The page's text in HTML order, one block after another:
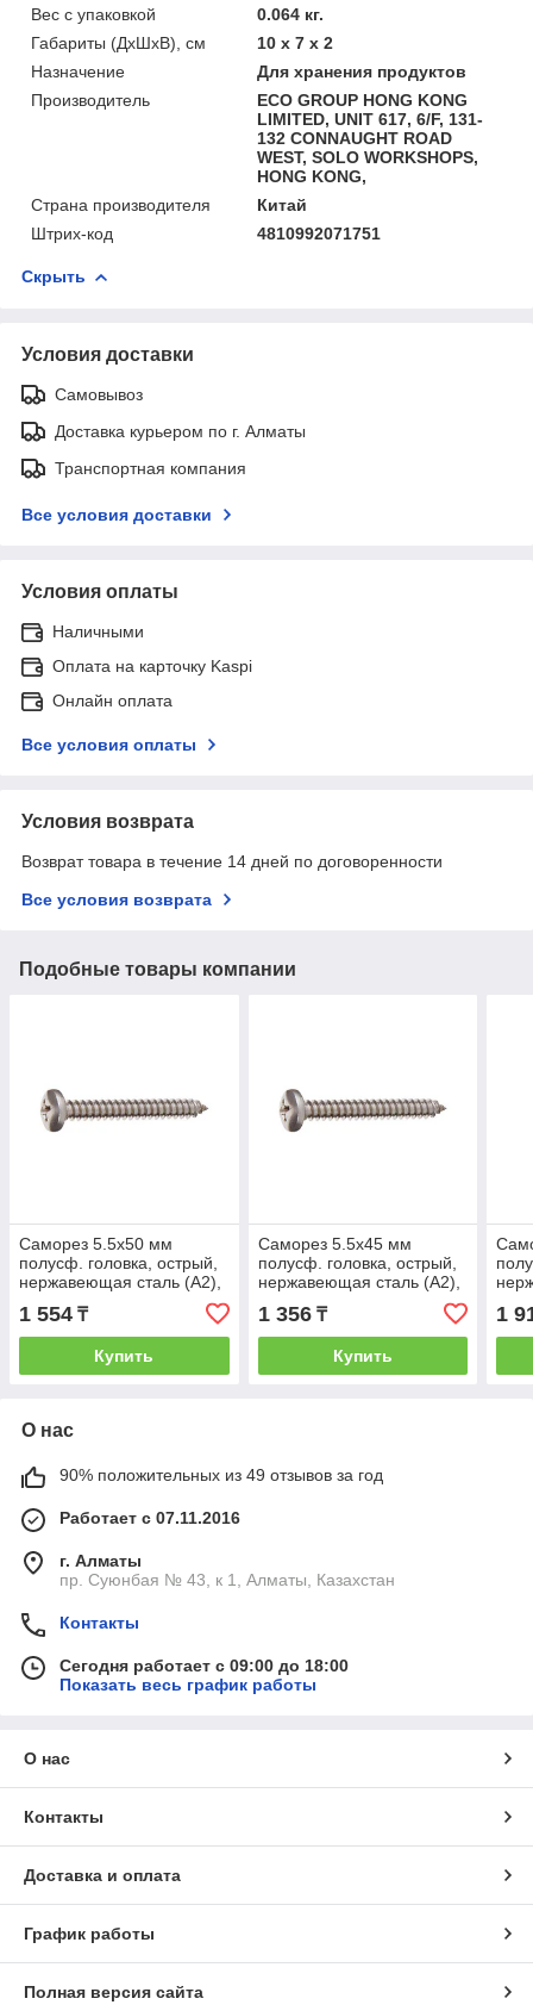
Вес с упаковкой
0.064 кг.
Габариты (ДхШхВ), см
10 x 7 x 2
Назначение
Для хранения продуктов
Производитель
ECO GROUP HONG KONG
LIMITED, UNIT 617, 6/F, 131-
132 CONNAUGHT ROAD
WEST, SOLO WORKSHOPS,
HONG KONG,
Страна производителя
Китай
Штрих-код
4810992071751
Скрыть
Условия доставки
Самовывоз
Доставка курьером по г. Алматы
Транспортная компания
Все условия доставки
Условия оплаты
Наличными
Оплата на карточку Kaspi
Онлайн оплата
Все условия оплаты
Условия возврата
Возврат товара в течение 14 дней по договоренности
Все условия возврата
Подобные товары компании
Саморез 5.5х50 мм
полусф. головка, острый,
нержавеющая сталь (А2),
DIN 7981 (10 шт в зип-
локе) STARFIX
1 554 ₸
Купить
Саморез 5.5х45 мм
полусф. головка, острый,
нержавеющая сталь (А2),
DIN 7981 (10 шт в зип-
локе) STARFIX
1 356₸
Купить
1
О нас
90% положительных из 49 отзывов за год
Работает с 07.11.2016
г. Алматы
пр. Суюнбая № 43, к 1, Алматы, Казахстан
Контакты
Сегодня работает с 09:00 до 18:00
Показать весь график работы
О нас
Контакты
Доставка и оплата
График работы
Полная версия сайта